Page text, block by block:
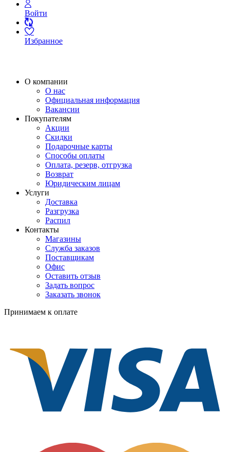
Войти
Избранное
О компании
О нас
Официальная информация
Вакансии
Покупателям
Акции
Скидки
Подарочные карты
Способы оплаты
Оплата, резерв, отгрузка
Возврат
Юридическим лицам
Услуги
Доставка
Разгрузка
Распил
Контакты
Магазины
Служба заказов
Поставщикам
Офис
Оставить отзыв
Задать вопрос
Заказать звонок
Принимаем к оплате